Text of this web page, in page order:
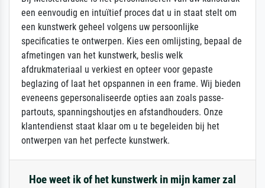
een eenvoudig en intuïtief proces dat u in staat stelt om
een kunstwerk geheel volgens uw persoonlijke
specificaties te ontwerpen. Kies een omlijsting, bepaal de
afmetingen van het kunstwerk, beslis welk
afdrukmateriaal u verkiest en opteer voor gepaste
beglazing of laat het opspannen in een frame. Wij bieden
eveneens gepersonaliseerde opties aan zoals passe-
partouts, spanningshoutjes en afstandhouders. Onze
klantendienst staat klaar om u te begeleiden bij het
ontwerpen van het perfecte kunstwerk.
Hoe weet ik of het kunstwerk in mijn kamer zal